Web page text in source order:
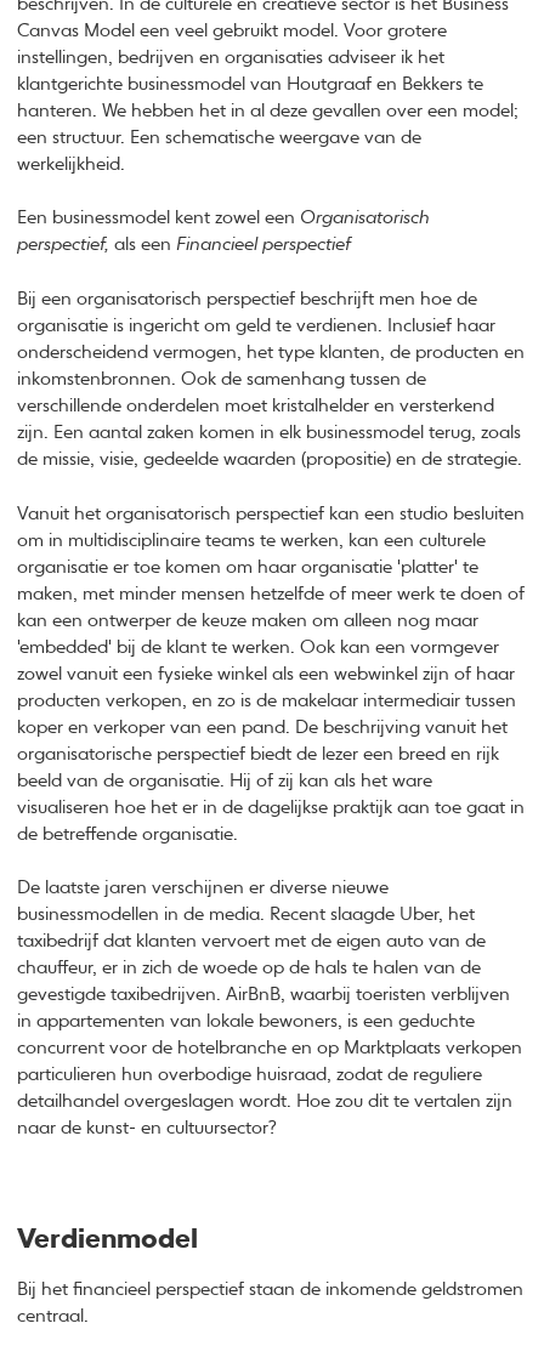
beschrijven. In de culturele en creatieve sector is het Business
Canvas Model een veel gebruikt model. Voor grotere
instellingen, bedrijven en organisaties adviseer ik het
klantgerichte businessmodel van Houtgraaf en Bekkers te
hanteren. We hebben het in al deze gevallen over een model;
een structuur. Een schematische weergave van de
werkelijkheid.
Een businessmodel kent zowel een Organisatorisch
perspectief, als eenFinancieel perspectief
Bij een organisatorisch perspectief beschrijft men hoe de
organisatie is ingericht om geld te verdienen. Inclusief haar
onderscheidend vermogen, het type klanten, de producten en
inkomstenbronnen. Ook de samenhang tussen de
verschillende onderdelen moet kristalhelder en versterkend
zijn. Een aantal zaken komen in elk businessmodel terug, zoals
de missie, visie, gedeelde waarden (propositie) en de strategie.
Vanuit het organisatorisch perspectief kan een studio besluiten
om in multidisciplinaire teams te werken, kan een culturele
organisatie er toe komen om haar organisatie 'platter' te
maken, met minder mensen hetzelfde of meer werk te doen of
kan een ontwerper de keuze maken om alleen nog maar
'embedded' bij de klant te werken. Ook kan een vormgever
zowel vanuit een fysieke winkel als een webwinkel zijn of haar
producten verkopen, en zo is de makelaar intermediair tussen
koper en verkoper van een pand. De beschrijving vanuit het
organisatorische perspectief biedt de lezer een breed en rijk
beeld van de organisatie. Hij of zij kan als het ware
visualiseren hoe het er in de dagelijkse praktijk aan toe gaat in
de betreffende organisatie.
De laatste jaren verschijnen er diverse nieuwe
businessmodellen in de media. Recent slaagde Uber, het
taxibedrijf dat klanten vervoert met de eigen auto van de
chauffeur, er in zich de woede op de hals te halen van de
gevestigde taxibedrijven. AirBnB, waarbij toeristen verblijven
in appartementen van lokale bewoners, is een geduchte
concurrent voor de hotelbranche en op Marktplaats verkopen
particulieren hun overbodige huisraad, zodat de reguliere
detailhandel overgeslagen wordt. Hoe zou dit te vertalen zijn
naar de kunst- en cultuursector?
Verdienmodel
Bij het financieel perspectief staan de inkomende geldstromen
centraal.